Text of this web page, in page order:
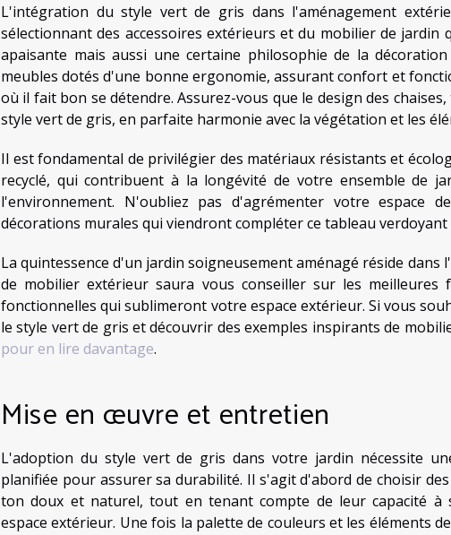
L'intégration du style vert de gris dans l'aménagement
sélectionnant des accessoires extérieurs et du mobilier de
apaisante mais aussi une certaine philosophie de la
meubles dotés d'une bonne ergonomie, assurant confort et
où il fait bon se détendre. Assurez-vous que le design des
style vert de gris, en parfaite harmonie avec la végétation et les
Il est fondamental de privilégier des matériaux résistants et
recyclé, qui contribuent à la longévité de votre ensemble de
l'environnement. N'oubliez pas d'agrémenter votre espace
décorations murales qui viendront compléter ce tableau verdoyant
La quintessence d'un jardin soigneusement aménagé réside
de mobilier extérieur saura vous conseiller sur les meilleures
fonctionnelles qui sublimeront votre espace extérieur. Si vous
le style vert de gris et découvrir des exemples inspirants de
pour en lire davantage.
Mise en œuvre et entretien
L'adoption du style vert de gris dans votre jardin nécessite
planifiée pour assurer sa durabilité. Il s'agit d'abord de choisir
ton doux et naturel, tout en tenant compte de leur capacité à
espace extérieur. Une fois la palette de couleurs et les éléments